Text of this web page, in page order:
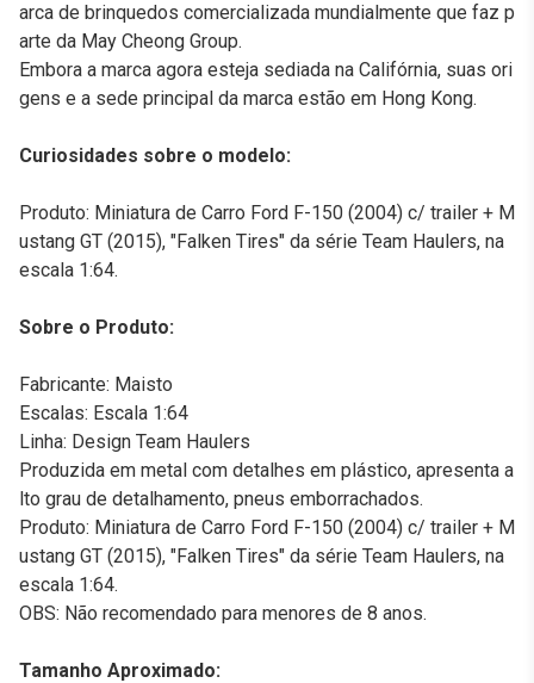
arca de brinquedos comercializada mundialmente que faz p
arte da May Cheong Group.
Embora a marca agora esteja sediada na Califórnia, suas ori
gens e a sede principal da marca estão em Hong Kong.
Curiosidades sobre o modelo:
Produto: Miniatura de Carro Ford F-150 (2004) c/ trailer + M
ustang GT (2015), "Falken Tires" da série Team Haulers, na
escala 1:64.
Sobre o Produto:
Fabricante: Maisto
Escalas: Escala 1:64
Linha: Design Team Haulers
Produzida em metal com detalhes em plástico, apresenta a
lto grau de detalhamento, pneus emborrachados.
Produto: Miniatura de Carro Ford F-150 (2004) c/ trailer + M
ustang GT (2015), "Falken Tires" da série Team Haulers, na
escala 1:64.
OBS: Não recomendado para menores de 8 anos.
Tamanho Aproximado: